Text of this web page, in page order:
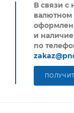
В связи с
валютном
и
по